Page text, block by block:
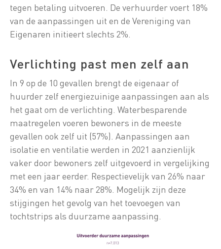
tegen betaling uitvoeren. De verhuurder voert 18%
van de aanpassingen uit en de Vereniging van
Eigenaren initieert slechts 2%.
Verlichting past men zelf aan
In 9 op de 10 gevallen brengt de eigenaar of
huurder zelf energiezuinige aanpassingen aan als
het gaat om de verlichting. Waterbesparende
maatregelen voeren bewoners in de meeste
gevallen ook zelf uit (57%). Aanpassingen aan
isolatie en ventilatie werden in 2021 aanzienlijk
vaker door bewoners zelf uitgevoerd in vergelijking
met een jaar eerder. Respectievelijk van 26% naar
34% en van 14% naar 28%. Mogelijk zijn deze
stijgingen het gevolg van het toevoegen van
tochtstrips als duurzame aanpassing.